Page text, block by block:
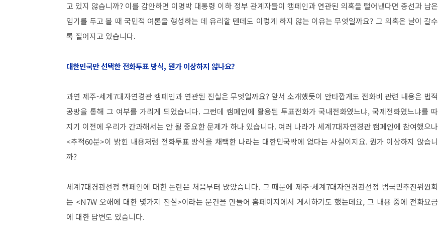
고 있지 않습니까? 이를 감안하면 이명박 대통령 이하 정부 관계자들이 캠페인과 연관된 의혹을 털어낸다면 총선과 남은
임기를 두고 볼 때 국민적 여론을 형성하는 데 유리할 텐데도 이렇게 하지 않는 이유는 무엇일까요? 그 의혹은 날이 갈수
록 짙어지고 있습니다.
대한민국만 선택한 전화투표 방식, 뭔가 이상하지 않나요?
과연 제주-세계7대자연경관 캠페인과 연관된 진실은 무엇일까요? 앞서 소개했듯이 안타깝게도 전화비 관련 내용은 법적
공방을 통해 그 여부를 가리게 되었습니다. 그런데 캠페인에 활용된 투표전화가 국내전화였느냐, 국제전화였느냐를 따
지기 이전에 우리가 간과해서는 안 될 중요한 문제가 하나 있습니다. 여러 나라가 세계7대자연경관 캠페인에 참여했으나
<추적60분>이 밝힌 내용처럼 전화투표 방식을 채택한 나라는 대한민국밖에 없다는 사실이지요. 뭔가 이상하지 않습니
까?
세계7대경관선정 캠페인에 대한 논란은 처음부터 많았습니다. 그 때문에 제주-세계7대자연경관선정 범국민추진위원회
는 <N7W 오해에 대한 몇가지 진실>이라는 문건을 만들어 홈페이지에서 게시하기도 했는데요, 그 내용 중에 전화요금
에 대한 답변도 있습니다.